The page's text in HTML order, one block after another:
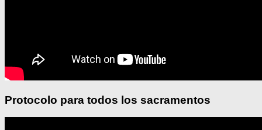
Protocolo para todos los sacramentos